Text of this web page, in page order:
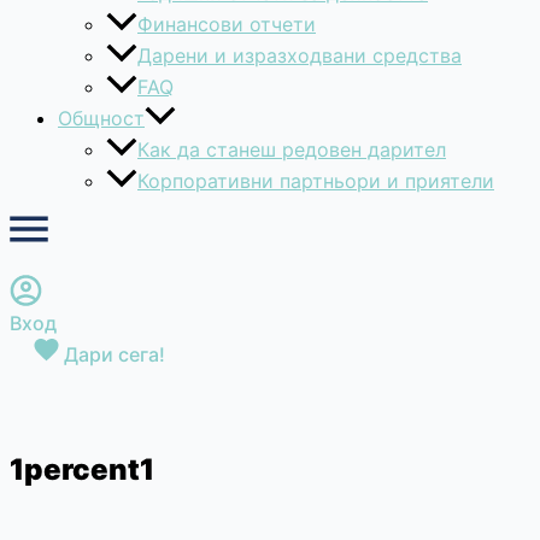
Финансови отчети
Дарени и изразходвани средства
FAQ
Общност
Как да станеш редовен дарител
Корпоративни партньори и приятели
Вход
Дари сега!
1percent1